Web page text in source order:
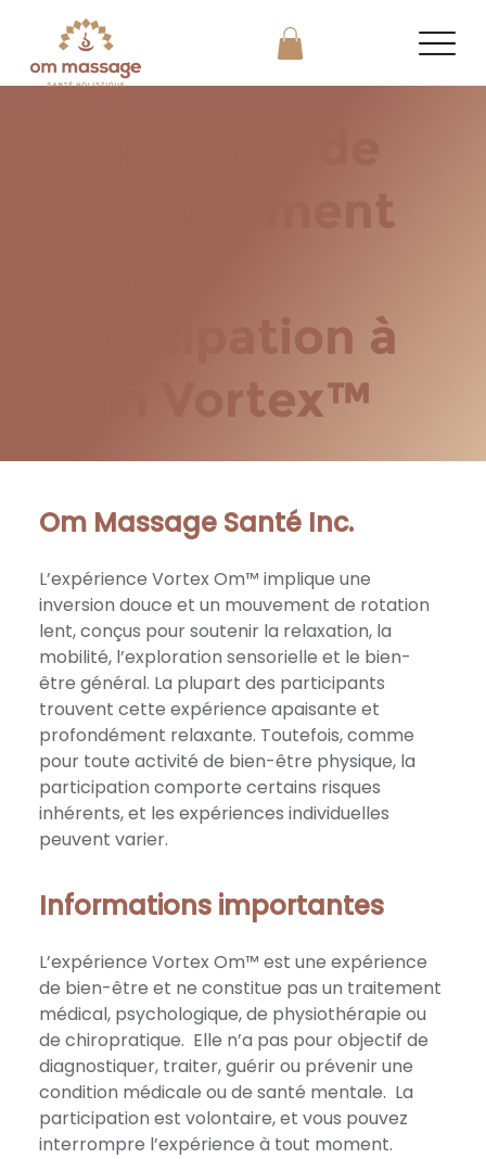
consentement
participation à
l’Om Vortex™
Om Massage Santé Inc.
L’expérience Vortex Om™ implique une
inversion douce et un mouvement de rotation
lent, conçus pour soutenir la relaxation, la
mobilité, l’exploration sensorielle et le bien-
être général. La plupart des participants
trouvent cette expérience apaisante et
profondément relaxante. Toutefois, comme
pour toute activité de bien-être physique, la
participation comporte certains risques
inhérents, et les expériences individuelles
peuvent varier.
Informations importantes
L’expérience Vortex Om™ est une expérience
de bien-être et ne constitue pas un traitement
médical, psychologique, de physiothérapie ou
de chiropratique. Elle n’a pas pour objectif de
diagnostiquer, traiter, guérir ou prévenir une
condition médicale ou de santé mentale. La
participation est volontaire, et vous pouvez
interrompre l’expérience à tout moment.